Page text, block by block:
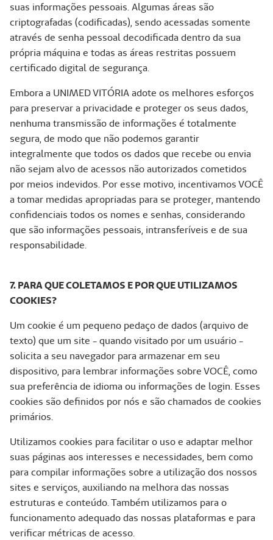
suas informações pessoais. Algumas áreas são
criptografadas (codificadas), sendo acessadas somente
através de senha pessoal decodificada dentro da sua
própria máquina e todas as áreas restritas possuem
certificado digital de segurança.
Embora a UNIMED VITÓRIA adote os melhores esforços
para preservar a privacidade e proteger os seus dados,
nenhuma transmissão de informações é totalmente
segura, de modo que não podemos garantir
integralmente que todos os dados que recebe ou envia
não sejam alvo de acessos não autorizados cometidos
por meios indevidos. Por esse motivo, incentivamos VOCÊ
a tomar medidas apropriadas para se proteger, mantendo
confidenciais todos os nomes e senhas, considerando
que são informações pessoais, intransferíveis e de sua
responsabilidade.
7. PARA QUE COLETAMOS E POR QUE UTILIZAMOS
COOKIES?
Um cookie é um pequeno pedaço de dados (arquivo de
texto) que um site - quando visitado por um usuário -
solicita a seu navegador para armazenar em seu
dispositivo, para lembrar informações sobre VOCÊ, como
sua preferência de idioma ou informações de login. Esses
cookies são definidos por nós e são chamados de cookies
primários.
Utilizamos cookies para facilitar o uso e adaptar melhor
suas páginas aos interesses e necessidades, bem como
para compilar informações sobre a utilização dos nossos
sites e serviços, auxiliando na melhora das nossas
estruturas e conteúdo. Também utilizamos para o
funcionamento adequado das nossas plataformas e para
verificar métricas de acesso.